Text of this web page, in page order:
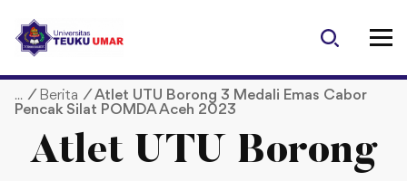
p
/ Berita / Atlet UTU Borong 3 Medali Emas Cabor
Pencak Silat POMDA Aceh 2023
Atlet UTU Borong